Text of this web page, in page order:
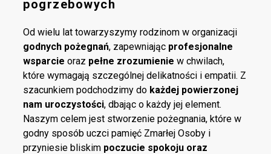
pogrzebowych
Od wielu lat towarzyszymy rodzinom w organizacji
godnych pożegnań, zapewniając profesjonalne
wsparcie oraz pełne zrozumienie w chwilach,
które wymagają szczególnej delikatności i empatii. Z
szacunkiem podchodzimy do każdej powierzonej
nam uroczystości, dbając o każdy jej element.
Naszym celem jest stworzenie pożegnania, które w
godny sposób uczci pamięć Zmarłej Osoby i
przyniesie bliskim poczucie spokoju oraz